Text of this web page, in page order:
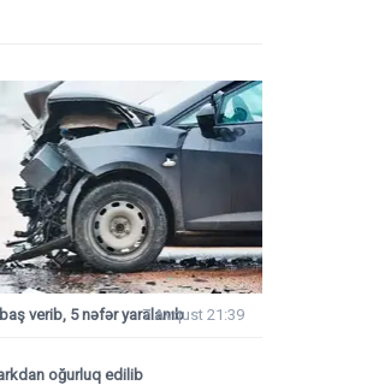
verib, 5 nəfər yaralanıb7 Avqust 21:39
oğurluq edilib